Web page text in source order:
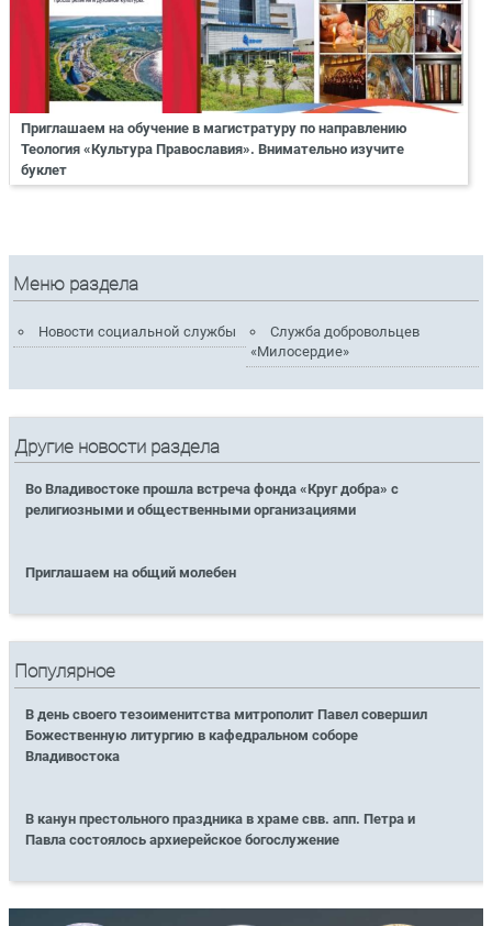
Приглашаем на обучение в магистратуру по направлению
Теология «Культура Православия». Внимательно изучите
буклет
Меню раздела
Новости социальной службы
Служба добровольцев
«Милосердие»
Другие новости раздела
Во Владивостоке прошла встреча фонда «Круг добра» с
религиозными и общественными организациями
Приглашаем на общий молебен
Популярное
В день своего тезоименитства митрополит Павел совершил
Божественную литургию в кафедральном соборе
Владивостока
В канун престольного праздника в храме свв. апп. Петра и
Павла состоялось архиерейское богослужение